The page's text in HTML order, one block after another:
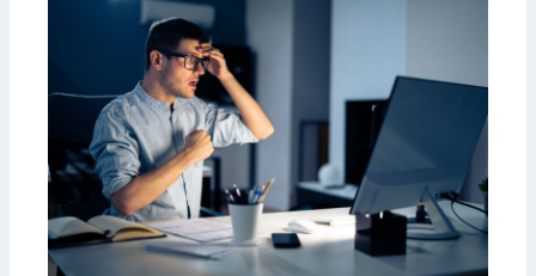
b
o
t
i
k
g
e
u
r
z
e
r
B
l